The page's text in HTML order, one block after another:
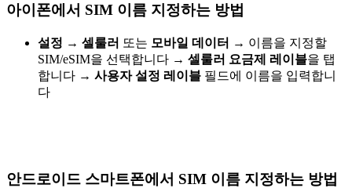
아이폰에서 SIM 이름 지정하는 방법
설정 → 셀룰러 또는 모바일 데이터 → 이름을 지정할
SIM/eSIM을 선택합니다 → 셀룰러 요금제 레이블을 탭
합니다 → 사용자 설정 레이블 필드에 이름을 입력합니
다
안드로이드 스마트폰에서 SIM 이름 지정하는 방법